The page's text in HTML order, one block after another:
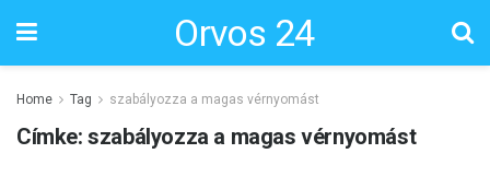
Orvos 24
Home Tag szabályozza a magas vérnyomást
Címke:szabályozza a magas vérnyomást